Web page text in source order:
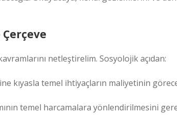
netleştirelim. Sosyolojik açıdan:
kıyasla temel ihtiyaçların maliyetinin
temel harcamalara yönlendirilmesini